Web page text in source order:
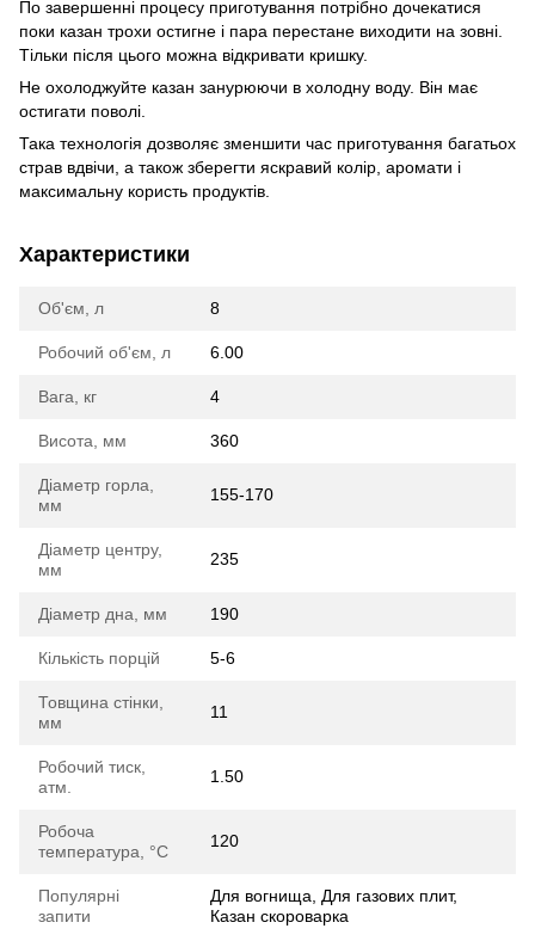
По завершенні процесу приготування потрібно дочекатися
поки казан трохи остигне і пара перестане виходити на зовні.
Тільки після цього можна відкривати кришку.
Не охолоджуйте казан занурюючи в холодну воду. Він має
остигати поволі.
Така технологія дозволяє зменшити час приготування багатьох
страв вдвічи, а також зберегти яскравий колір, аромати і
максимальну користь продуктів.
Характеристики
Об'єм, л 8
Робочий об'єм, л 6.00
Вага, кг 4
Висота, мм 360
Діаметр горла,
мм
155-170
Діаметр центру,
мм
235
Діаметр дна, мм 190
Кількість порцій 5-6
Товщина стінки,
мм
11
Робочий тиск,
атм.
1.50
Робоча
температура, °C
120
Популярні
запити
Для вогнища, Для газових плит,
Казан скороварка